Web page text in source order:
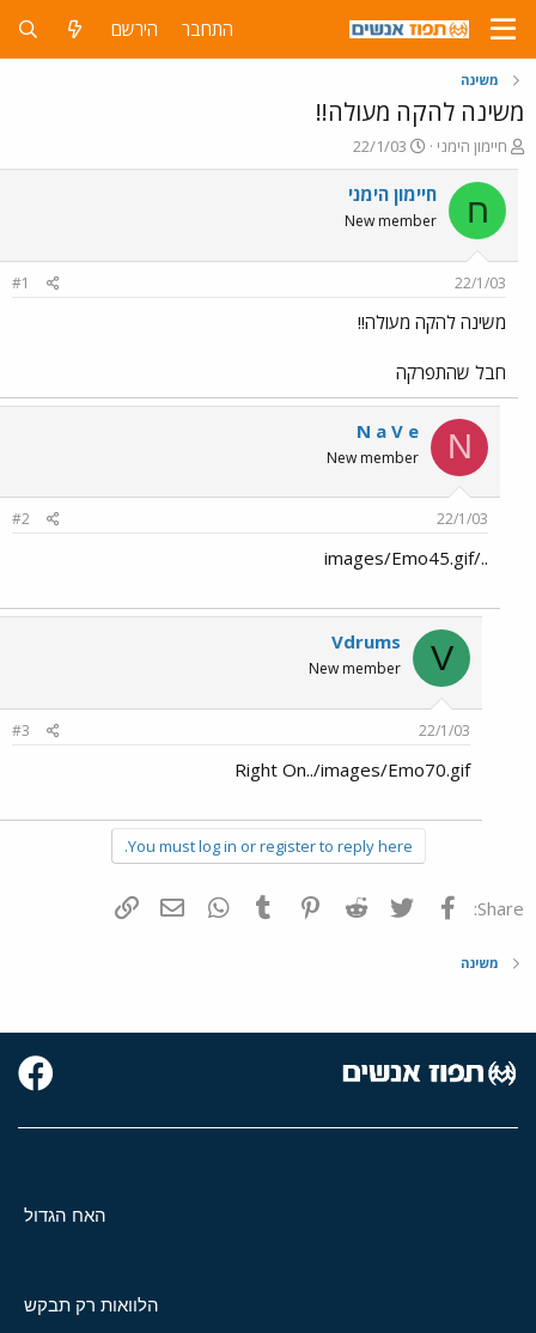
התחבר הירשם
משינה
משינה להקה מעולה!!
פ
ו
ת
ח
ה
ש
א
חיימון הימני
פ
ו
ר
ם
ר
22/1/03
ח חיימון הימני
New member
22/1/03
#1
משינה להקה מעולה!!
חבל שהתפרקה
N
N a V e
New member
22/1/03
#2
../images/Emo45.gif
V
Vdrums
New member
22/1/03
#3
Right On../images/Emo70.gif
You must log in or register to reply here.
Share: פייסבוק Twitter
Reddit
Pinterest
Tumblr
WhatsAppדואר אלקטרוני
משינה
האח הגדול
הלוואות רק תבקש